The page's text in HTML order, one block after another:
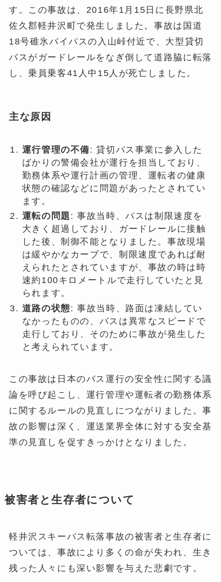
す。この事故は、2016年1月15日に長野県北
佐久郡軽井沢町で発生しました。事故は国道
18号碓氷バイパスの入山峠付近で、大型貸切
バスがガードレールをなぎ倒して道路脇に転落
し、乗員乗客41人中15人が死亡しました。
主な原因
運行管理の不備: 貸切バス事業に参入した
ばかりの警備会社が運行を担当しており、
勤務体系や運行計画の管理、運転者の健康
状態の確認などに問題があったとされてい
ます。
運転の問題 : 事故当時、バスは制限速度を
大きく超過しており、ガードレールに接触
した後、制御不能となりました。事故現場
は緩やかなカーブで、制限速度であれば耐
えられたとされていますが、事故の時は時
速約100キロメートルで走行していたと見
られます。
道路の状態: 事故当時、路面は凍結してい
なかったものの、バスは異常なスピードで
走行しており、そのために事故が発生した
と考えられています。
この事故は日本のバス運行の安全性に関する議
論を呼び起こし、運行管理や運転者の勤務体系
に関するルールの見直しにつながりました。事
故の影響は深く、運送業界全体に対する安全基
準の見直しを促すきっかけとなりました。
被害者と生存者について
軽井沢スキーバス転落事故の被害者と生存者に
ついては、事故により多くの命が失われ、生き
残った人々にも深い影響を与えた悲劇です。